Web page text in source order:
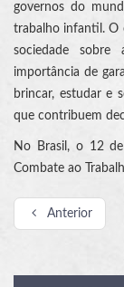
governos do
trabalho infantil. O
sociedade
importância de
brincar, estudar e
que contribuem
No Brasil, o 12
Combate ao
Anterior